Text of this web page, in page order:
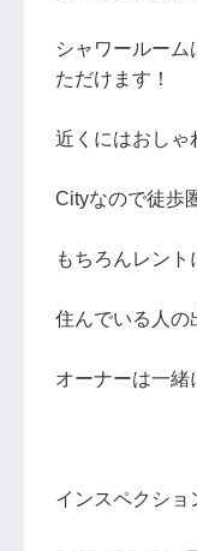
シャワールー
ただけます！
近くにはおしゃ
Cityなので徒歩
もちろんレン
住んでいる人の
オーナーは一緒
インスペクショ